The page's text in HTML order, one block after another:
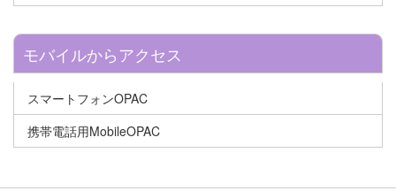
モバイルからアクセス
スマートフォンOPAC
携帯電話用MobileOPAC